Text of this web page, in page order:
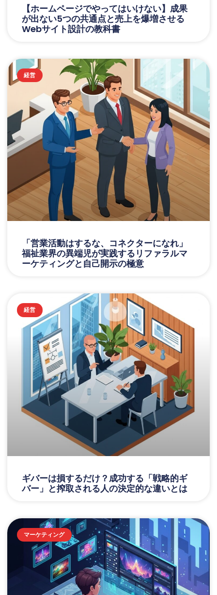
【ホームページでやってはいけない】成果
が出ない5つの共通点と売上を爆増させる
Webサイト設計の教科書
経営
「営業活動はするな、コネクターになれ」
福祉業界の異端児が実践するリファラルマ
ーケティングと自己開示の極意
経営
ギバーは損するだけ？成功する「戦略的ギ
バー」と搾取される人の決定的な違いとは
マーケティング